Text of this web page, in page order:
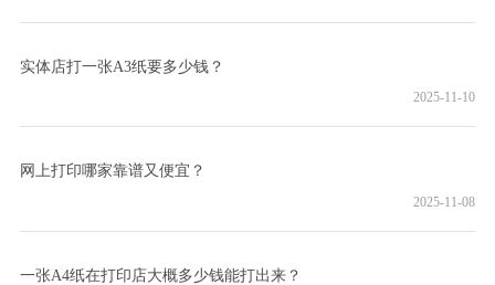
实体店打一张A3纸要多少钱？
2025-11-10
网上打印哪家靠谱又便宜？
2025-11-08
一张A4纸在打印店大概多少钱能打出来？